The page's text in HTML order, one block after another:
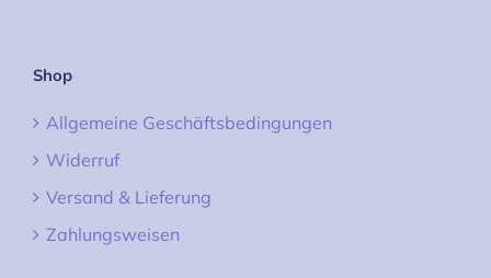
Shop
Allgemeine Geschäftsbedingungen
Widerruf
Versand & Lieferung
Zahlungsweisen